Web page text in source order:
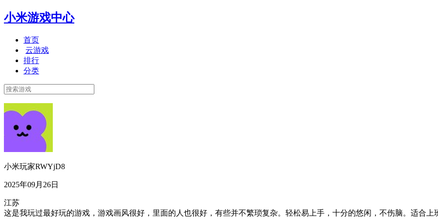
小米游戏中心
首页
云游戏
排行
分类
小米玩家RWYjD8
2025年09月26日
江苏
这是我玩过最好玩的游戏，游戏画风很好，里面的人也很好，有些并不繁琐复杂。轻松易上手，十分的悠闲，不伤脑。适合上